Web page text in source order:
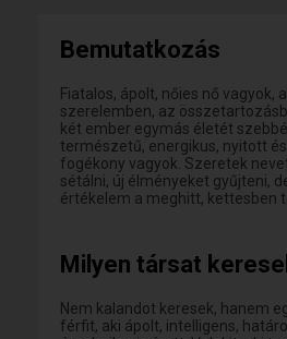
Bemutatkozás
Fiatalos, ápolt, nőies nő vagyok,
szerelemben, az
két ember egymás életét
természetű, energikus, nyitott
fogékony vagyok. Szeretek
sétálni, új élményeket gyűjteni,
értékelem a meghitt, kettesben
Milyen társat
Nem kalandot keresek, hanem
férfit, aki ápolt, intelligens,